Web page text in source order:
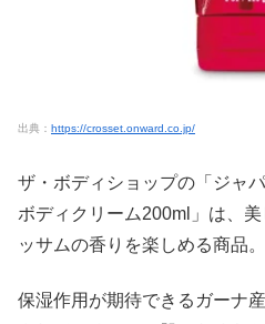
出典： https://crosset.onward.co.jp/
ザ・ボディショップの「ジャ
ボディクリーム200ml」は、
ッサムの香りを楽しめる商品。
保湿作用が期待できるガーナ